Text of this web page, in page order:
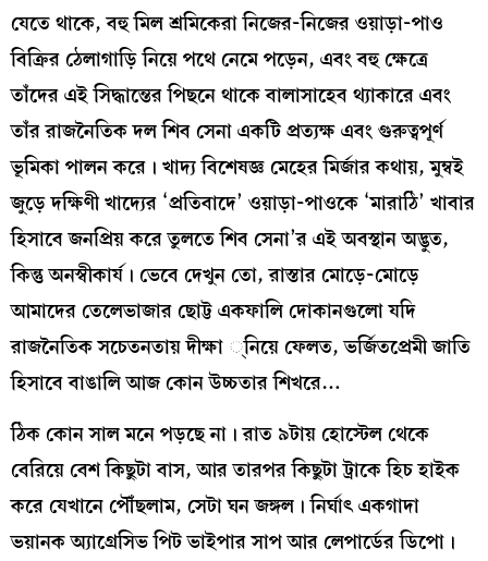
যেতে থাকে, বহু মিল শ্রমিকেরা নিজের-নিজের ওয়াড়া-পাও
বিক্রির ঠেলাগাড়ি নিয়ে পথে নেমে পড়েন, এবং বহু ক্ষেত্রে
তাঁদের এই সিদ্ধান্তের পিছনে থাকে বালাসাহেব থ্যাকারে এবং
তাঁর রাজনৈতিক দল শিব সেনা একটি প্রত্যক্ষ এবং গুরুত্বপূর্ণ
ভূমিকা পালন করে। খাদ্য বিশেষজ্ঞ মেহের মির্জার কথায়, মুম্বই
জুড়ে দক্ষিণী খাদ্যের ‘প্রতিবাদে’ ওয়াড়া-পাওকে ‘মারাঠি’ খাবার
হিসাবে জনপ্রিয় করে তুলতে শিব সেনা’র এই অবস্থান অদ্ভুত,
কিন্তু অনস্বীকার্য। ভেবে দেখুন তো, রাস্তার মোড়ে-মোড়ে
আমাদের তেলেভাজার ছোট্ট একফালি দোকানগুলো যদি
রাজনৈতিক সচেতনতায় দীক্ষা ্নিয়ে ফেলত, ভর্জিতপ্রেমী জাতি
হিসাবে বাঙালি আজ কোন উচ্চতার শিখরে…
ঠিক কোন সাল মনে পড়ছে না। রাত ৯টায় হোস্টেল থেকে
বেরিয়ে বেশ কিছুটা বাস, আর তারপর কিছুটা ট্রাকে হিচ হাইক
করে যেখানে পৌঁছলাম, সেটা ঘন জঙ্গল। নির্ঘাৎ একগাদা
ভয়ানক অ্যাগ্রেসিভ পিট ভাইপার সাপ আর লেপার্ডের ডিপো।